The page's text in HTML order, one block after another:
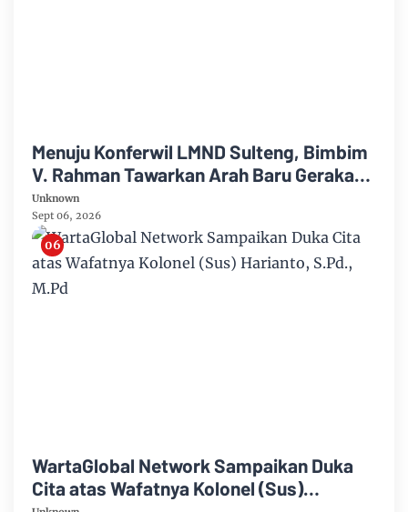
Menuju Konferwil LMND Sulteng, Bimbim
V. Rahman Tawarkan Arah Baru Gerakan
Mahasiswa.!!
Unknown
Sept 06, 2026
WartaGlobal Network Sampaikan Duka
Cita atas Wafatnya Kolonel (Sus)